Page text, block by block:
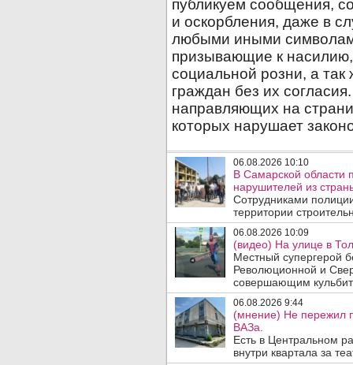
06.08.2026 10:10
В Самарской области
нарушителей из
Сотрудниками
территории
06.08.2026 10:09
(видео) На улице в
Местный супергерой
Революционной и
совершающим
06.08.2026 9:44
(мнение) Не пережил
ВАЗа.
Есть в Центральном
внутри квартала за